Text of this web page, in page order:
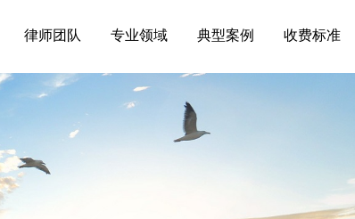
律师团队 专业领域 典型案例 收费标准